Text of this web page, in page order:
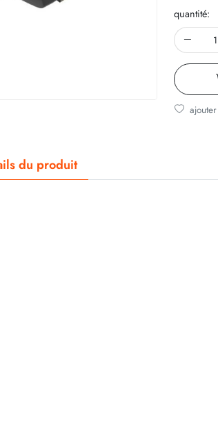
quantité:
du produit